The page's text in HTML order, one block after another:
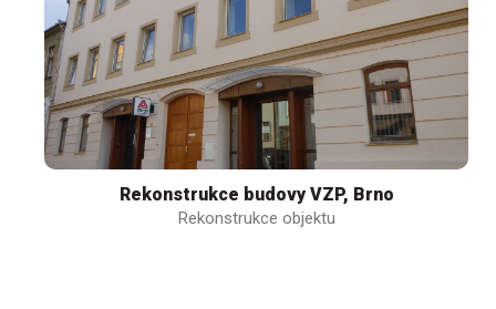
Rekonstrukce budovy VZP, Brno
Rekonstrukce objektu